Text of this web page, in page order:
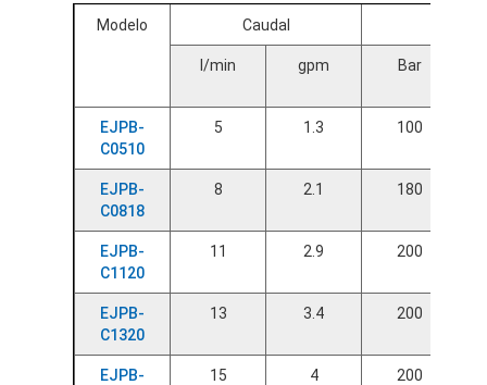
Modelo Caudal
l/min gpm Bar
EJPB-
C0510
5 1.3 100
EJPB-
C0818
8 2.1 180
EJPB-
C1120
11 2.9 200
EJPB-
C1320
13 3.4 200
EJPB-
15 4 200